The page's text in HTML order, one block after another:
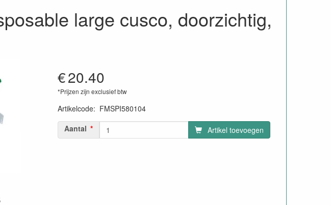
large cusco, doorzichtig,
€20.40
*Prijzen zijn exclusief btw
Artikelcode: FMSPI580104
Aantal
Artikel toevoegen